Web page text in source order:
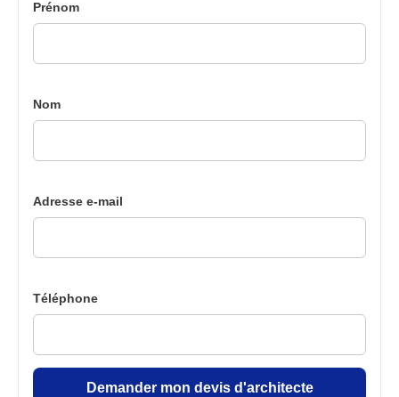
Prénom
Nom
Adresse e-mail
Téléphone
Demander mon devis d'architecte